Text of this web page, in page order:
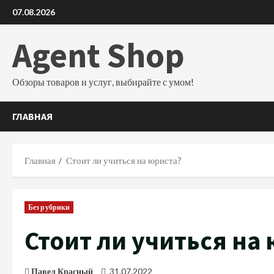
Перейти
к
07.08.2026
Agent Shop
Обзоры товаров и услуг, выбирайте с умом!
ГЛАВНАЯ
Главная Стоит ли учиться на юриста?
Без рубрики
Стоит ли учиться на
Павел Красный 31.07.2022